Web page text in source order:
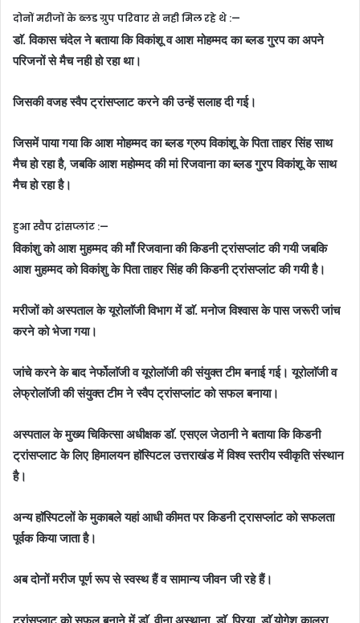
दोनों मरीजों के ब्लड ग्रुप परिवार से नही मिल रहे थे :—
डाॅ. विकास चंदेल ने बताया कि विकांशू व आश मोहम्मद का ब्लड गु्रप का अपने
परिजनों से मैच नही हो रहा था।
जिसकी वजह स्वैप ट्रांसप्लाट करने की उन्हें सलाह दी गई।
जिसमें पाया गया कि आश मोहम्मद का ब्लड ग्रुप विकांशू के पिता ताहर सिंह साथ
मैच हो रहा है, जबकि आश महोम्मद की मां रिजवाना का ब्लड गु्रप विकांशू के साथ
मैच हो रहा है।
हुआ स्वैप ट्रांसप्लांट :—
विकांशु को आश मुहम्मद की माँ रिजवाना की किडनी ट्रांसप्लांट की गयी जबकि
आश मुहम्मद को विकांशु के पिता ताहर सिंह की किडनी ट्रांसप्लांट की गयी है।
मरीजों को अस्पताल के यूरोलाॅजी विभाग में डाॅ. मनोज विश्वास के पास जरूरी जांच
करने को भेजा गया।
जांचे करने के बाद नेर्फोलाॅजी व यूरोलाॅजी की संयुक्त टीम बनाई गई। यूरोलाॅजी व
लेफ्रोलाॅजी की संयुक्त टीम ने स्वैप ट्रांसप्लांट को सफल बनाया।
अस्पताल के मुख्य चिकित्सा अधीक्षक डाॅ. एसएल जेठानी ने बताया कि किडनी
ट्रांसप्लाट के लिए हिमालयन हाॅस्पिटल उत्तराखंड में विश्व स्तरीय स्वीकृति संस्थान
है।
अन्य हाॅस्पिटलों के मुकाबले यहां आधी कीमत पर किडनी ट्रासप्लांट को सफलता
पूर्वक किया जाता है।
अब दोनों मरीज पूर्ण रूप से स्वस्थ हैं व सामान्य जीवन जी रहे हैं।